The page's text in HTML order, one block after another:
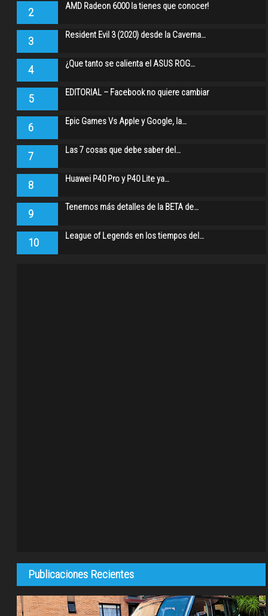
2 AMD Radeon 6000 la tienes que conocer!
3 Resident Evil 3 (2020) desde la Caverna…
4 ¿Que tanto se calienta el ASUS ROG…
5 EDITORIAL – Facebook no quiere cambiar
6 Epic Games Vs Apple y Google, la…
7 Las 7 cosas que debe saber del…
8 Huawei P40 Pro y P40 Lite ya…
9 Tenemos más detalles de la BETA de…
10 League of Legends en los tiempos del…
Publicaciones Recientes